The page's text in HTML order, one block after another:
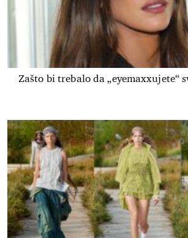
Zašto bi trebalo da „eyemaxxujete“